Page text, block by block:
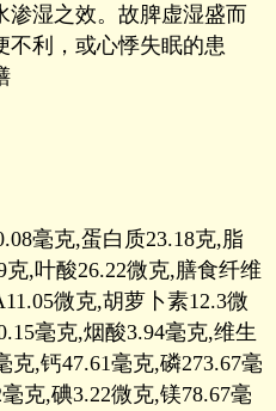
渗湿之效。故脾虚湿盛而
不利，或心悸失眠的患
毫克,蛋白质23.18克,脂
克,叶酸26.22微克,膳食纤维
微克,胡萝卜素12.3微
毫克,烟酸3.94毫克,维生
克,钙47.61毫克,磷273.67毫
克,碘3.22微克,镁78.67毫